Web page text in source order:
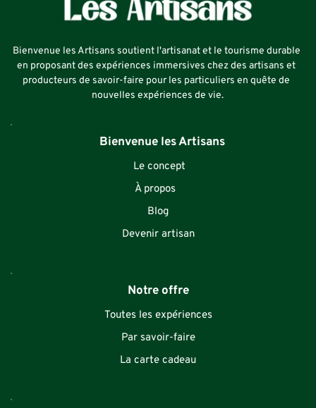
Bienvenue les Artisans soutient l'artisanat et le tourisme durable
en proposant des expériences immersives chez des artisans et
producteurs de savoir-faire pour les particuliers en quête de
nouvelles expériences de vie.
   Bienvenue les Artisans
Le concept
À propos
Blog
Devenir artisan
Notre offre
Toutes les expériences
Par savoir-faire
La carte cadeau